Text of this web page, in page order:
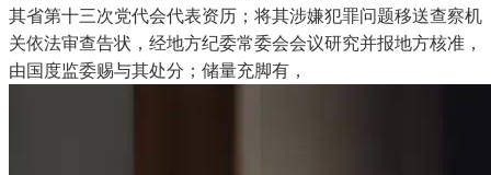
其省第十三次党代会代表资历；将其涉嫌犯罪问题移送查察机
关依法审查告状，经地方纪委常委会会议研究并报地方核准，
由国度监委赐与其处分；储量充脚有，